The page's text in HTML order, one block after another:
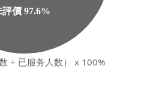
÷ 已服务人数） x 100%